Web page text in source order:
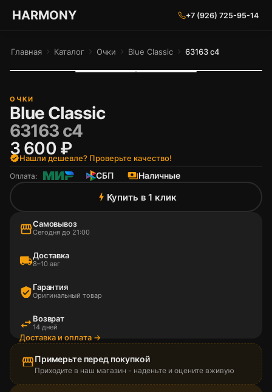
ГАРМОНИЯ ГЛАЗ
HARMONY +7 (926) 725-95-14
Главная chevron_right Каталог chevron_right Очки chevron_right Blue Classic chevron_right 63163 c4
ОЧКИ
Blue Classic
63163 c4
3 600 ₽
verifiedНашли дешевле? Проверьте качество!
Оплата: СБП paymentsНаличные
bolt Купить в 1 клик
storefrontСамовывоз
Сегодня до 21:00
local_shippingДоставка
8–10 авг
verified_userГарантия
Оригинальный товар
swap_horiz Возврат
14 дней
Доставка и оплата →
storefrontПримерьте перед покупкой
Приходите в наш магазин - наденьте и оцените вживую